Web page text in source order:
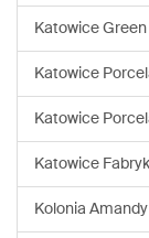
Katowice Green
Katowice
Katowice
Katowice
Kolonia